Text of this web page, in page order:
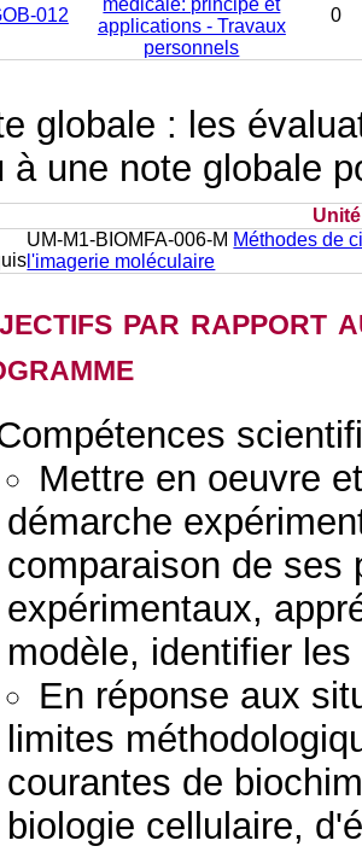
012
médicale: principe et
applications - Travaux
personnels
0
globale : les
à une note globale
UM-M1-BIOMFA-006-M Méthodes de
l'imagerie moléculaire
par rapport
Mettre en oeuvre
démarche
comparaison de ses
expérimentaux,
modèle, identifier
En réponse aux
limites
courantes de
biologie cellulaire,